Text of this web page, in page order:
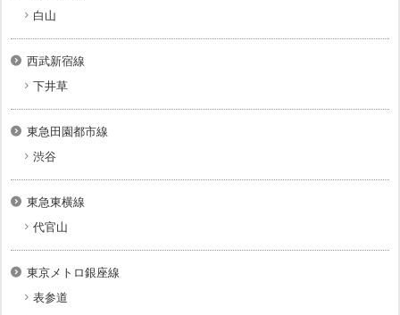
白山
西武新宿線
下井草
東急田園都市線
渋谷
東急東横線
代官山
東京メトロ銀座線
表参道